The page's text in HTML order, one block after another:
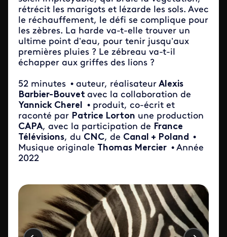
rétrécit les marigots et lézarde les sols. Avec
le réchauffement, le défi se complique pour
les zèbres. La harde va-t-elle trouver un
ultime point d’eau, pour tenir jusqu’aux
premières pluies ? Le zébreau va-t-il
échapper aux griffes des lions ?
52 minutes • auteur, réalisateur Alexis
Barbier-Bouvet avec la collaboration de
Yannick Cherel • produit, co-écrit et
raconté par Patrice Lorton une production
CAPA, avec la participation de France
Télévisions, du CNC, de Canal + Poland •
Musique originale Thomas Mercier • Année
2022